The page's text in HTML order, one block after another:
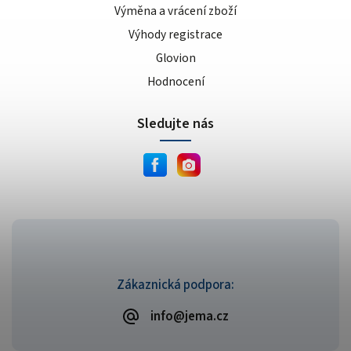
Zákaznická podpora:
info@jema.cz
Výměna a vrácení zboží
Výhody registrace
Glovion
Hodnocení
Sledujte nás